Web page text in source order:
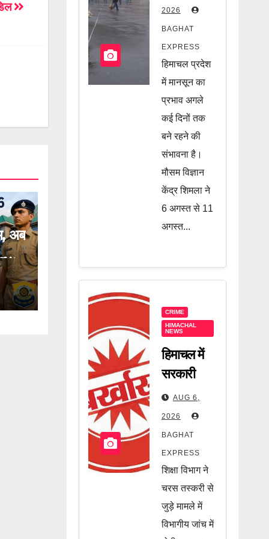
अब
में
फिर सक्रिय
होगा मानसून,
कई इलाकों
पर मंडरा रहा
खतरा, जानें
पूरी खबर
2026
BAGHAT
EXPRESS
हिमाचल प्रदेश
में मानसून का
प्रभाव अगले
कई दिनों तक
बने रहने की
संभावना है।
मौसम विज्ञान
केंद्र शिमला ने
6 अगस्त से 11
अगस्त...
CRIME
HIMACHAL
NEWS
हिमाचल में
सरकारी
कर्मचारी पर
बड़ी कार्रवाई!
चरस तस्करी
मामले में
नौकरी गई,
जानें पूरी
खबर
AUG 6,
2026
BAGHAT
EXPRESS
शिक्षा विभाग ने
चरस तस्करी से
जुड़े मामले में
विभागीय जांच में